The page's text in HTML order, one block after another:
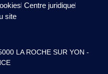
Centre juridique
site
LA ROCHE SUR YON -